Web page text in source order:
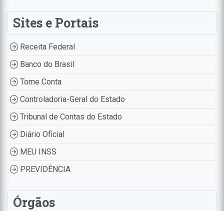
Sites e Portais
Receita Federal
Banco do Brasil
Tome Conta
Controladoria-Geral do Estado
Tribunal de Contas do Estado
Diário Oficial
MEU INSS
PREVIDÊNCIA
Órgãos